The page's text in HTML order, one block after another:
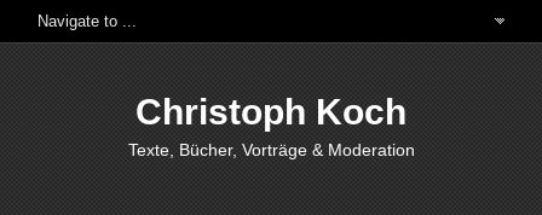
Christoph Koch
Texte, Bücher, Vorträge & Moderation